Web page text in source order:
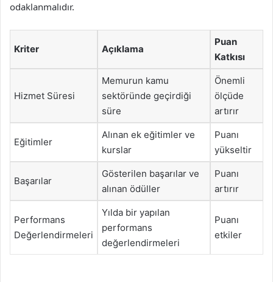
odaklanmalıdır.
Kriter Açıklama
Puan
Katkısı
Hizmet Süresi
Memurun kamu
sektöründe geçirdiği
süre
Önemli
ölçüde
artırır
Eğitimler
Alınan ek eğitimler ve
kurslar
Puanı
yükseltir
Başarılar
Gösterilen başarılar ve
alınan ödüller
Puanı
artırır
Performans
Değerlendirmeleri
Yılda bir yapılan
performans
değerlendirmeleri
Puanı
etkiler